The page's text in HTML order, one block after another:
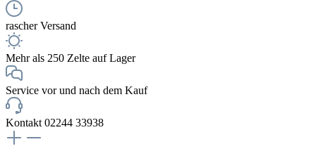
rascher Versand
Mehr als 250 Zelte auf Lager
Service vor und nach dem Kauf
Kontakt 02244 33938